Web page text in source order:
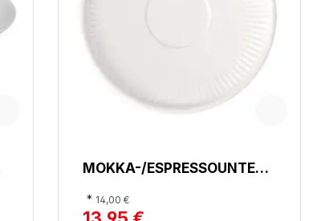
MOKKA-/ESPRESSOUNTERT
* 14,00 €